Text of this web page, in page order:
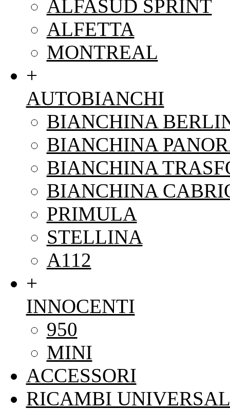
ALFASUD SPRINT
ALFETTA
MONTREAL
+
AUTOBIANCHI
BIANCHINA
BIANCHINA
BIANCHINA
BIANCHINA
PRIMULA
STELLINA
A112
+
INNOCENTI
950
MINI
ACCESSORI
RICAMBI